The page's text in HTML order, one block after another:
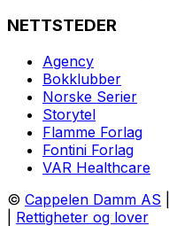
NETTSTEDER
Agency
Bokklubber
Norske Serier
Storytel
Flamme Forlag
Fontini Forlag
VAR Healthcare
© Cappelen Damm AS
Rettigheter og lover